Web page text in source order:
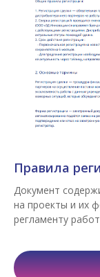
Правила
Документ
на проекты и их
регламенту